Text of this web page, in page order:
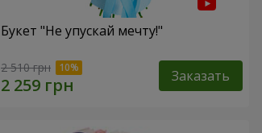
Букет "Не упускай мечту!"
2 510 грн Заказать